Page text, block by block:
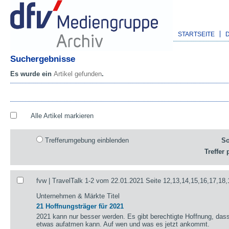
STARTSEITE
Suchergebnisse
Es wurde ein Artikel gefunden.
Alle Artikel markieren
Trefferumgebung einblenden
Treffer
fvw | TravelTalk 1-2 vom 22.01.2021 Seite
Unternehmen & Märkte Titel
21 Hoffnungsträger für 2021
2021 kann nur besser werden. Es gibt berechtigte Hoffnung,
etwas aufatmen kann. Auf wen und was es jetzt ankommt.